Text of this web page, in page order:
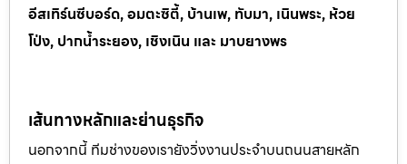
อีสเทิร์นซีบอร์ด, อมตะซิตี้, บ้านเพ, ทับมา, เนินพระ, ห้วย
โป่ง, ปากน้ำระยอง, เชิงเนิน และ มาบยางพร
เส้นทางหลักและย่านธุรกิจ
นอกจากนี้ ทีมช่างของเรายังวิ่งงานประจำบนถนนสายหลัก